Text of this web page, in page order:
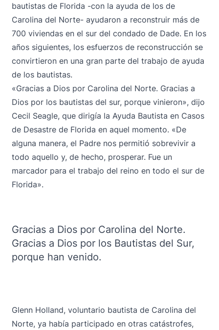
bautistas de Florida -con la ayuda de los de
Carolina del Norte- ayudaron a reconstruir más de
700 viviendas en el sur del condado de Dade. En los
años siguientes, los esfuerzos de reconstrucción se
convirtieron en una gran parte del trabajo de ayuda
de los bautistas.
«Gracias a Dios por Carolina del Norte. Gracias a
Dios por los bautistas del sur, porque vinieron», dijo
Cecil Seagle, que dirigía la Ayuda Bautista en Casos
de Desastre de Florida en aquel momento. «De
alguna manera, el Padre nos permitió sobrevivir a
todo aquello y, de hecho, prosperar. Fue un
marcador para el trabajo del reino en todo el sur de
Florida».
Gracias a Dios por Carolina del Norte.
Gracias a Dios por los Bautistas del Sur,
porque han venido.
Glenn Holland, voluntario bautista de Carolina del
Norte, ya había participado en otras catástrofes,